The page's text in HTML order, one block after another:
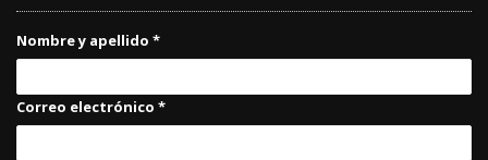
Nombre y apellido *
Correo electrónico *